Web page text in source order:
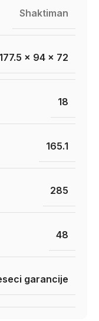
Shaktiman
177.5 x 94 x 72
18
165.1
285
48
garancije